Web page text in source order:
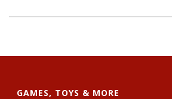
GAMES, TOYS & MORE